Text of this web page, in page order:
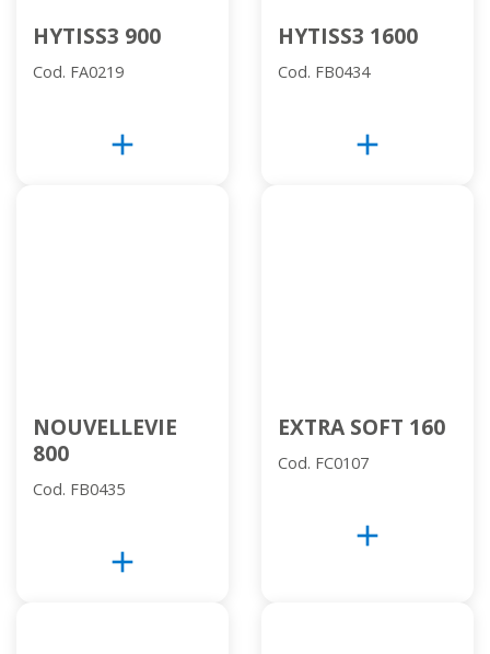
HYTISS3 900
Cod. FA0219
add
HYTISS3 1600
Cod. FB0434
add
NOUVELLEVIE
800
Cod. FB0435
add
EXTRA SOFT 160
Cod. FC0107
add